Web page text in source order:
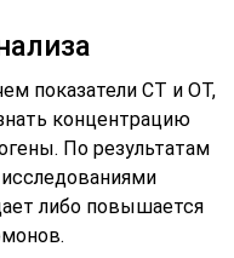
показатели СТ и ОТ,
концентрацию
По результатам
либо повышается